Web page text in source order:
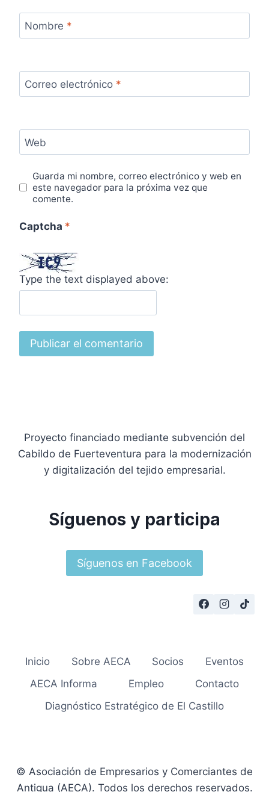
Nombre *
Correo electrónico *
Web
Guarda mi nombre, correo electrónico y web en
este navegador para la próxima vez que
comente.
Captcha *
Type the text displayed above:
Proyecto financiado mediante subvención del
Cabildo de Fuerteventura para la modernización
y digitalización del tejido empresarial.
Síguenos y participa
Síguenos en Facebook
Inicio Sobre AECA Socios
Eventos
AECA Informa
Empleo
Contacto
Diagnóstico Estratégico de El Castillo
© Asociación de Empresarios y Comerciantes de
Antigua (AECA). Todos los derechos reservados.